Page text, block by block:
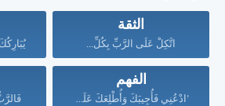
الثقة
اتَّكِلْ عَلَى الرَّبِّ بِكُلِّ...
الفهم
’ادْعُنِي فَأُجِيبَكَ وَأُطْلِعَكَ عَلَى...